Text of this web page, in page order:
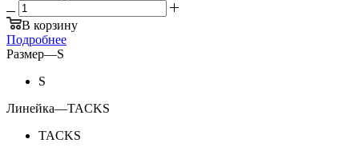
В корзину
Подробнее
Размер—S
S
Линейка—TACKS
TACKS